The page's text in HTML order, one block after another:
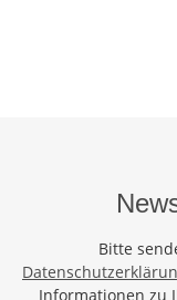
Bitte
Informationen zu